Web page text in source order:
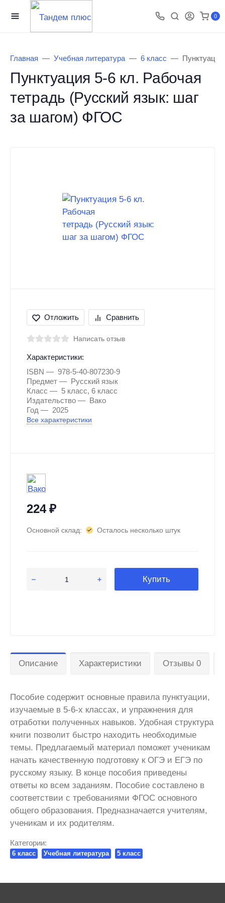
0
Главная Учебная литература 6 класс
Пунктуация 5-6 кл. Рабочая
тетрадь (Русский язык: шаг
за шагом) ФГОС
Отложить Сравнить
Написать отзыв
Характеристики:
ISBN
978-5-40-807230-9
Предмет
Русский язык
Класс
5 класс, 6 класс
Издательство
Вако
Год
2025
Все характеристики
224₽
Основной склад: Осталось несколько штук
Купить
Описание Характеристики Отзывы 0
Пособие содержит основные правила пунктуации,
изучаемые в 5-6-х классах, и упражнения для
отработки полученных навыков. Удобная структура
книги позволит быстро находить необходимые
темы. Предлагаемый материал поможет ученикам
начать качественную подготовку к ОГЭ и ЕГЭ по
русскому языку. В конце пособия приведены
ответы ко всем заданиям. Пособие составлено в
соответствии с требованиями ФГОС основного
общего образования. Предназначается учителям,
ученикам и их родителям.
Категории:
6 класс Учебная литература 5 класс